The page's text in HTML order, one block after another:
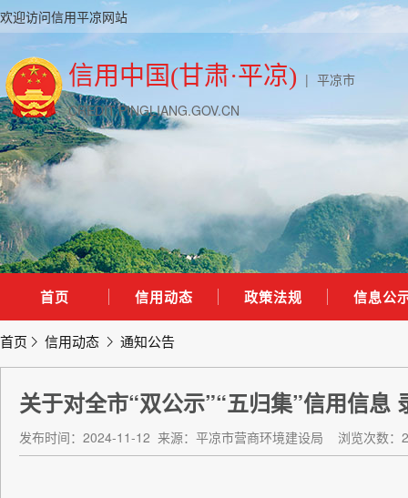
欢迎访问信用平凉网站
信用中国(甘肃·平凉) | 平凉市
CREDIT.PINGLIANG.GOV.CN
首页 信用动态 政策法规 信息公
首页 信用动态 通知公告
关于对全市“双公示”“五归集”信用信息
发布时间：2024-11-12 来源：平凉市营商环境建设局 浏览次数：